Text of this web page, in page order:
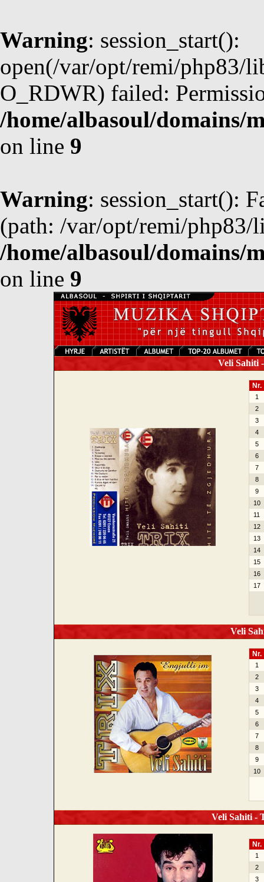
Warning: session_start():
open(/var/opt/remi/php83/
O_RDWR) failed:
/home/albasoul/domains/
on line 9
Warning: session_start():
(path: /var/opt/remi/php83/
/home/albasoul/domains/
on line 9
Veli Sahiti
Nr.
1
2
3
4
5
6
7
8
9
10
11
12
13
14
15
16
17
Veli
Nr.
1
2
3
4
5
6
7
8
9
10
Veli Sahiti -
Nr.
1
2
3